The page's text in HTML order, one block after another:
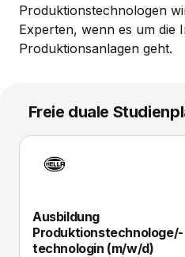
Produktionstechnologen
Experten, wenn es um die
Produktionsanlagen geht.
Freie duale
Ausbildung
Produktionstechnologe/-
technologin (m/w/d)